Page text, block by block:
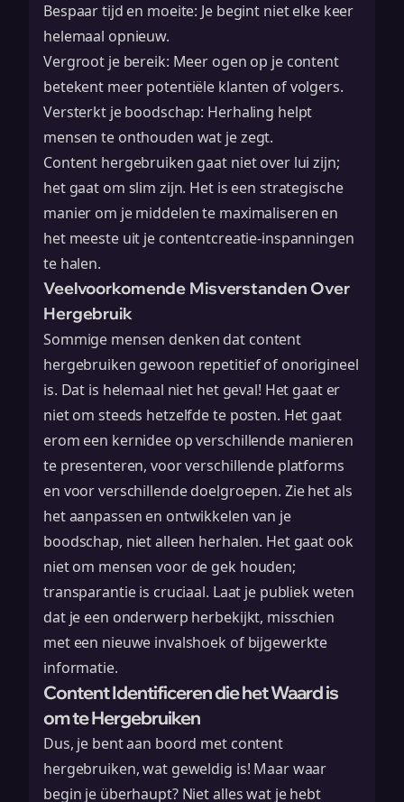
Bespaar tijd en moeite: Je begint niet elke keer
helemaal opnieuw.
Vergroot je bereik: Meer ogen op je content
betekent meer potentiële klanten of volgers.
Versterkt je boodschap: Herhaling helpt
mensen te onthouden wat je zegt.
Content hergebruiken gaat niet over lui zijn;
het gaat om slim zijn. Het is een strategische
manier om je middelen te maximaliseren en
het meeste uit je contentcreatie-inspanningen
te halen.
Veelvoorkomende Misverstanden Over
Hergebruik
Sommige mensen denken dat content
hergebruiken gewoon repetitief of onorigineel
is. Dat is helemaal niet het geval! Het gaat er
niet om steeds hetzelfde te posten. Het gaat
erom een kernidee op verschillende manieren
te presenteren, voor verschillende platforms
en voor verschillende doelgroepen. Zie het als
het aanpassen en ontwikkelen van je
boodschap, niet alleen herhalen. Het gaat ook
niet om mensen voor de gek houden;
transparantie is cruciaal. Laat je publiek weten
dat je een onderwerp herbekijkt, misschien
met een nieuwe invalshoek of bijgewerkte
informatie.
Content Identificeren die het Waard is
om te Hergebruiken
Dus, je bent aan boord met content
hergebruiken, wat geweldig is! Maar waar
begin je überhaupt? Niet alles wat je hebt